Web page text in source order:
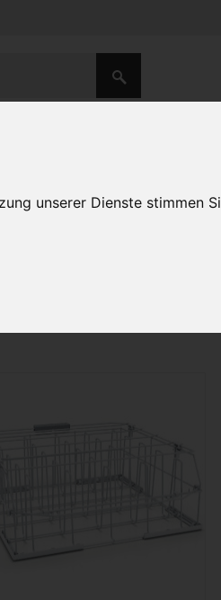
unserer Dienste stimmen
bei Steuer Online-Shop